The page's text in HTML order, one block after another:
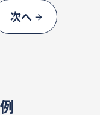
次へ